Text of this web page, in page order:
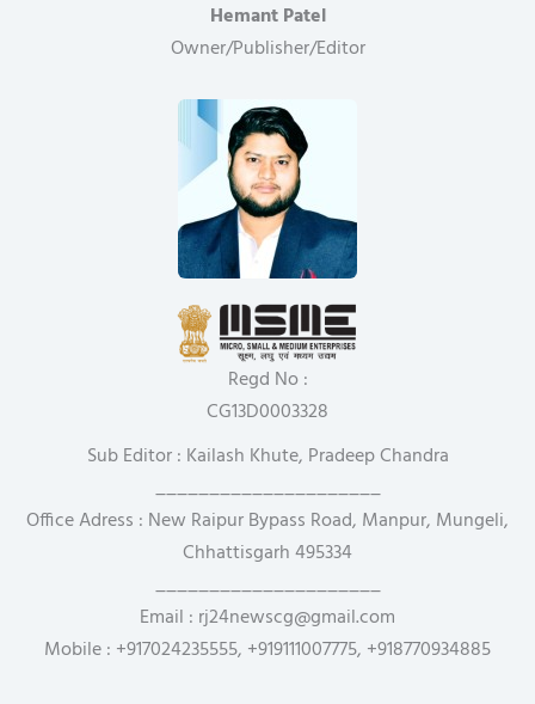
Hemant Patel
Owner/Publisher/Editor
Regd No :
CG13D0003328
Sub Editor : Kailash Khute, Pradeep Chandra
_____________________
Office Adress : New Raipur Bypass Road, Manpur, Mungeli,
Chhattisgarh 495334
_____________________
Email : rj24newscg@gmail.com
Mobile : +917024235555, +919111007775, +918770934885